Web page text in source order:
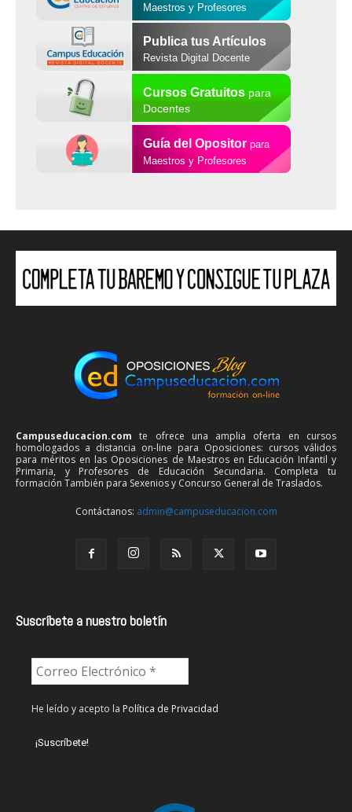
Maestros y Profesores
Publica tus Artículos
Revista Digital Docente
Cursos Gratuitospara
Docentes
Guía del Opositor para
Maestros y Profesores
Campuseducacion.com te ofrece una amplia oferta en cursos
homologados a distancia on-line para Oposiciones: cursos válidos
para méritos en las Oposiciones de Maestros en Educación Infantil y
Primaria, y Profesores de Educación Secundaria. Completa tu
formación También para Sexenios y Concurso General de Traslados.
Contáctanos: admin@campuseducacion.com
Suscríbete a nuestro boletín
He leído y acepto la Política de Privacidad